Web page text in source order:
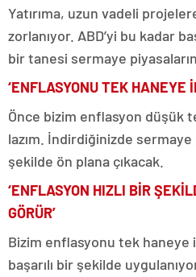
Yatırıma, uzun vadeli
zorlanıyor. ABD’yi bu kadar
bir tanesi sermaye
‘ENFLASYONU TEK HANEYE
Önce bizim enflasyon düşük
lazım. İndirdiğinizde
şekilde ön plana çıkacak.
‘ENFLASYON HIZLI BİR
GÖRÜR’
Bizim enflasyonu tek haneye
başarılı bir şekilde